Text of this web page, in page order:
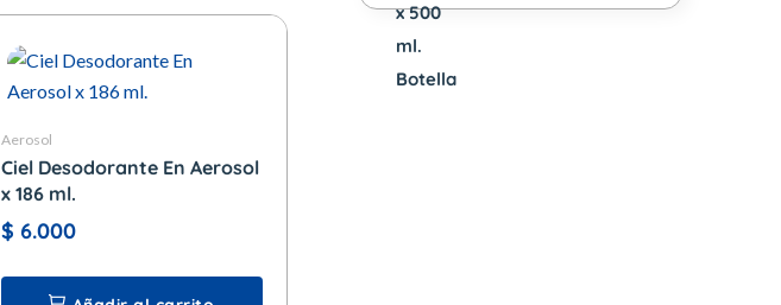
Aerosol
Ciel Desodorante En Aerosol
x 186 ml.
$ 6.000